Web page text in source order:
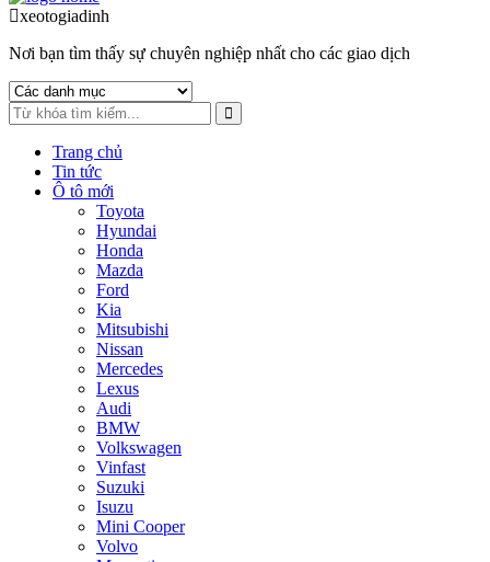
to
toxeotogiadinh
Nơi bạn tìm thấy sự chuyên nghiệp nhất cho các giao dịch
Trang chủ
Tin tức
Ô tô mới
Toyota
Hyundai
Honda
Mazda
Ford
Kia
Mitsubishi
Nissan
Mercedes
Lexus
Audi
BMW
Volkswagen
Vinfast
Suzuki
Isuzu
Mini Cooper
Volvo